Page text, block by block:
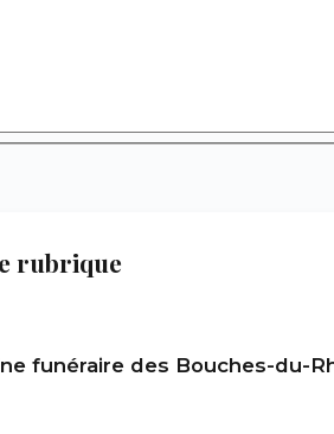
rubrique
funéraire des Bouches-du-